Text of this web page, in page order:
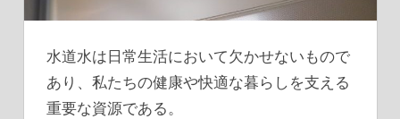
水道水は日常生活において欠かせないもので
あり、私たちの健康や快適な暮らしを支える
重要な資源である。